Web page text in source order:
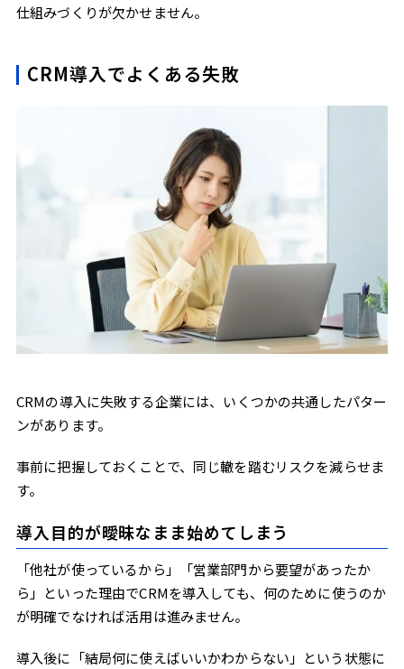
仕組みづくりが欠かせません。
CRM導入でよくある失敗
CRMの導入に失敗する企業には、いくつかの共通したパター
ンがあります。
事前に把握しておくことで、同じ轍を踏むリスクを減らせま
す。
導入目的が曖昧なまま始めてしまう
「他社が使っているから」「営業部門から要望があったか
ら」といった理由でCRMを導入しても、何のために使うのか
が明確でなければ活用は進みません。
導入後に「結局何に使えばいいかわからない」という状態に